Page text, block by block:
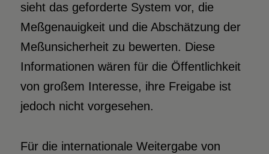
sieht das geforderte System vor, die
Meßgenauigkeit und die Abschätzung der
Meßunsicherheit zu bewerten. Diese
Informationen wären für die Öffentlichkeit
von großem Interesse, ihre Freigabe ist
jedoch nicht vorgesehen.
Für die internationale Weitergabe von